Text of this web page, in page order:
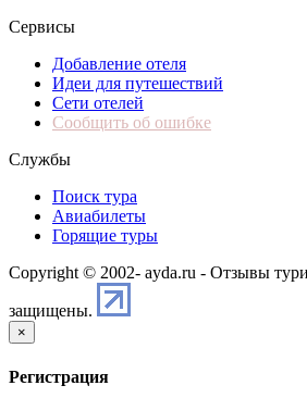
Сервисы
Добавление отеля
Идеи для путешествий
Сети отелей
Сообщить об ошибке
Службы
Поиск тура
Авиабилеты
Горящие туры
Copyright © 2002- ayda.ru - Отзывы
защищены.
×
Регистрация